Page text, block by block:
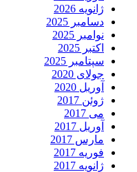
ژانویه 2026
دسامبر 2025
نوامبر 2025
اکتبر 2025
سپتامبر 2025
جولای 2020
آوریل 2020
ژوئن 2017
می 2017
آوریل 2017
مارس 2017
فوریه 2017
ژانویه 2017